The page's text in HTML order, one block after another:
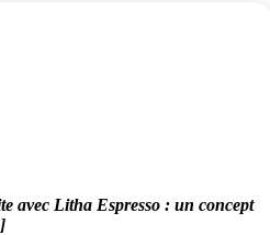
avec Litha Espresso : un concept